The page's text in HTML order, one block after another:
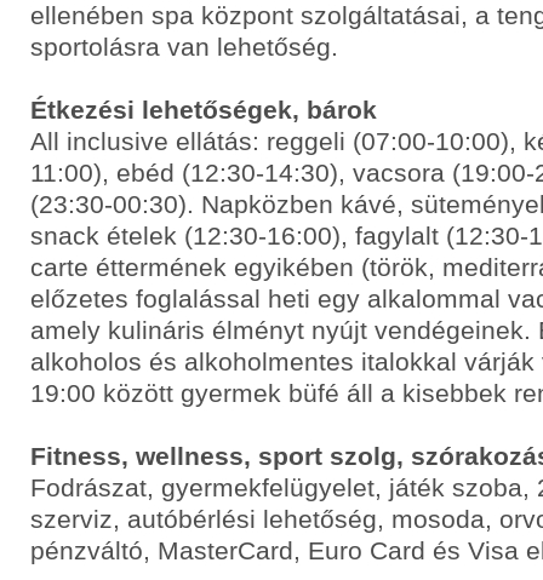
ellenében spa központ szolgáltatásai, a
sportolásra van lehetőség.
Étkezési lehetőségek, bárok
All inclusive ellátás: reggeli (07:00-10:00),
11:00), ebéd (12:30-14:30), vacsora
(23:30-00:30). Napközben kávé,
snack ételek (12:30-16:00), fagylalt (12:30-
carte éttermének egyikében (török,
előzetes foglalással heti egy alkalommal
amely kulináris élményt nyújt vendégeinek.
alkoholos és alkoholmentes italokkal
19:00 között gyermek büfé áll a kisebbek
Fitness, wellness, sport szolg,
Fodrászat, gyermekfelügyelet, játék szoba,
szerviz, autóbérlési lehetőség, mosoda,
pénzváltó, MasterCard, Euro Card és Visa